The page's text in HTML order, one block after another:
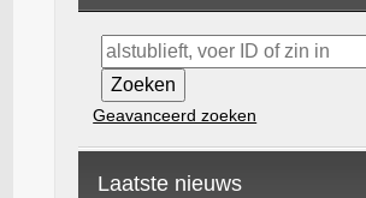
Geavanceerd zoeken
Laatste nieuws